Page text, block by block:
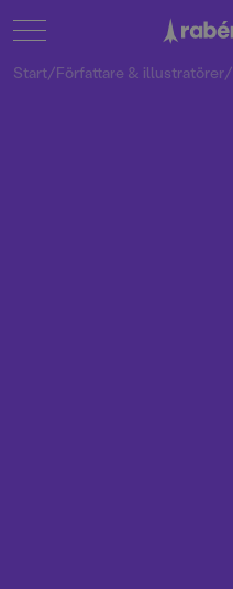
Start/Författare & illustratörer/